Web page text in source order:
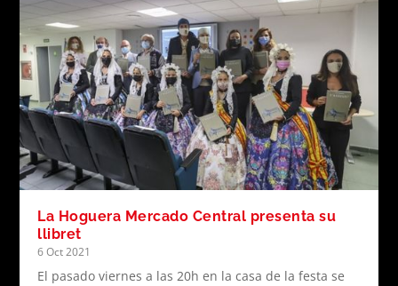
La Hoguera Mercado Central presenta su
llibret
6 Oct 2021
El pasado viernes a las 20h en la casa de la festa se